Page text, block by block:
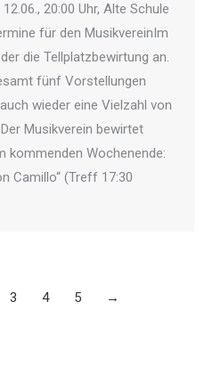
20:00 Uhr, Alte Schule
für den MusikvereinIm
die Tellplatzbewirtung an.
fünf Vorstellungen
wieder eine Vielzahl von
Musikverein bewirtet
kommenden Wochenende:
Camillo“ (Treff 17:30
3 4 5 →